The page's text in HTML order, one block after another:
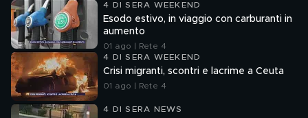
4 DI SERA WEEKEND
Esodo estivo, in viaggio con carburanti in
aumento
01 ago | Rete 4
4 DI SERA WEEKEND
Crisi migranti, scontri e lacrime a Ceuta
01 ago | Rete 4
4 DI SERA NEWS